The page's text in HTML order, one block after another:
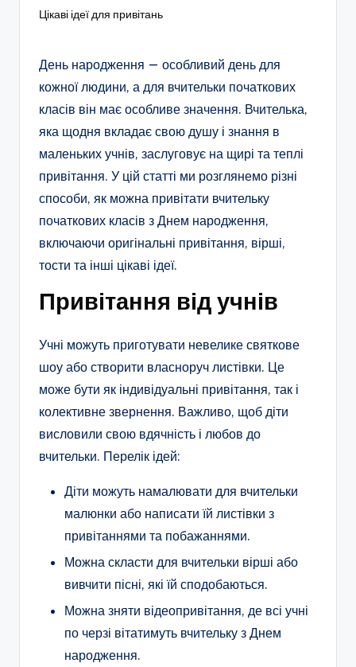
Цікаві ідеї для привітань
День народження — особливий день для
кожної людини, а для вчительки початкових
класів він має особливе значення. Вчителька,
яка щодня вкладає свою душу і знання в
маленьких учнів, заслуговує на щирі та теплі
привітання. У цій статті ми розглянемо різні
способи, як можна привітати вчительку
початкових класів з Днем народження,
включаючи оригінальні привітання, вірші,
тости та інші цікаві ідеї.
Привітання від учнів
Учні можуть приготувати невелике святкове
шоу або створити власноруч листівки. Це
може бути як індивідуальні привітання, так і
колективне звернення. Важливо, щоб діти
висловили свою вдячність і любов до
вчительки. Перелік ідей:
Діти можуть намалювати для вчительки
малюнки або написати їй листівки з
привітаннями та побажаннями.
Можна скласти для вчительки вірші або
вивчити пісні, які їй сподобаються.
Можна зняти відеопривітання, де всі учні
по черзі вітатимуть вчительку з Днем
народження.